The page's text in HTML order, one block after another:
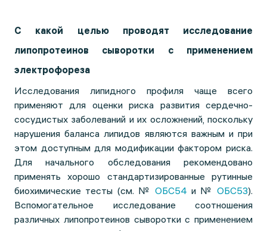
С какой целью проводят исследование
липопротеинов сыворотки с применением
электрофореза
Исследования липидного профиля чаще всего
применяют для оценки риска развития сердечно-
сосудистых заболеваний и их осложнений, поскольку
нарушения баланса липидов являются важным и при
этом доступным для модификации фактором риска.
Для начального обследования рекомендовано
применять хорошо стандартизированные рутинные
биохимические тесты (см. № ОБС54 и № ОБС53).
Вспомогательное исследование соотношения
различных липопротеинов сыворотки с применением